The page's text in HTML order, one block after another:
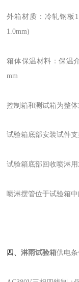
外箱材质：冷轧钢板
1.0mm)
箱体保温材料：保温
mm
控制箱和测试箱为整
试验箱底部安装试件
试验箱底部回收喷淋用
喷淋摆管位于试验箱
四、淋雨试验箱供电